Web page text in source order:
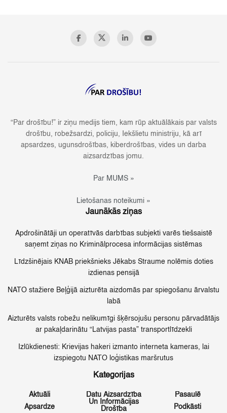
“Par drošību!” ir ziņu medijs tiem, kam rūp aktuālākais par valsts
drošību, robežsardzi, policiju, Iekšlietu ministriju, kā arī
apsardzes, ugunsdrošības, kiberdrošības, vides un darba
aizsardzības jomu.
Par MUMS »
Lietošanas noteikumi »
Jaunākās ziņas
Apdrošinātāji un operatīvās darbības subjekti varēs tiešsaistē
saņemt ziņas no Kriminālprocesa informācijas sistēmas
Līdzšinējais KNAB priekšnieks Jēkabs Straume nolēmis doties
izdienas pensijā
NATO stažiere Beļģijā aizturēta aizdomās par spiegošanu ārvalstu
labā
Aizturēts valsts robežu nelikumīgi šķērsojušu personu pārvadātājs
ar pakaļdarinātu “Latvijas pasta” transportlīdzekli
Izlūkdienesti: Krievijas hakeri izmanto interneta kameras, lai
izspiegotu NATO loģistikas maršrutus
Kategorijas
Aktuāli
Apsardze
Datu Aizsardzība
Un Informācijas
Drošība
Pasaulē
Podkāsti